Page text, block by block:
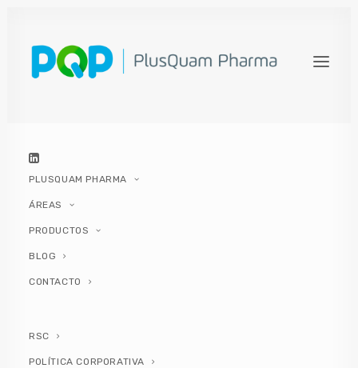
PLUSQUAM PHARMA
ÁREAS
PRODUCTOS
BLOG
CONTACTO
RSC
POLÍTICA CORPORATIVA
¿CÓMO CAMBIA LA
MUJER
¿Cómo cambia la microbiota vaginal a lo largo